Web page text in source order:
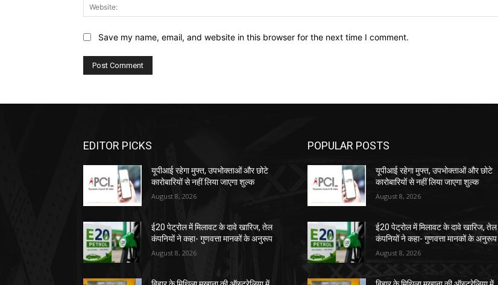
Save my name, email, and website in this browser for the next time I comment.
EDITOR PICKS
यूपीआई रहेगा मुफ्त, उपभोक्ताओं और छोटे
कारोबारियों से नहीं लिया जाएगा शुल्क
August 8, 2026
ई20 पेट्रोल में मिलावट के दावे खारिज, तेल
कंपनियों ने कहा- गुणवत्ता मानकों के अनुरूप
August 8, 2026
POPULAR POSTS
यूपीआई रहेगा मुफ्त, उपभोक्ताओं और छोटे
कारोबारियों से नहीं लिया जाएगा शुल्क
August 8, 2026
ई20 पेट्रोल में मिलावट के दावे खारिज, तेल
कंपनियों ने कहा- गुणवत्ता मानकों के अनुरूप
August 8, 2026